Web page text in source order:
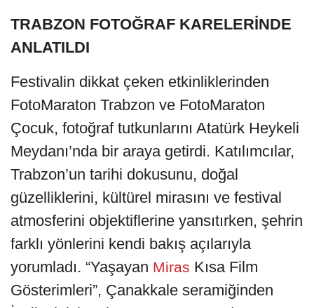
TRABZON FOTOĞRAF KARELERİNDE
ANLATILDI
Festivalin dikkat çeken etkinliklerinden
FotoMaraton Trabzon ve FotoMaraton
Çocuk, fotoğraf tutkunlarını Atatürk Heykeli
Meydanı’nda bir araya getirdi. Katılımcılar,
Trabzon’un tarihi dokusunu, doğal
güzelliklerini, kültürel mirasını ve festival
atmosferini objektiflerine yansıtırken, şehrin
farklı yönlerini kendi bakış açılarıyla
yorumladı. “Yaşayan Miras Kısa Film
Gösterimleri”, Çanakkale seramiğinden